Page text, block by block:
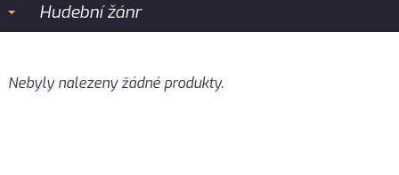
Hudební žánr
Nebyly nalezeny žádné produkty.